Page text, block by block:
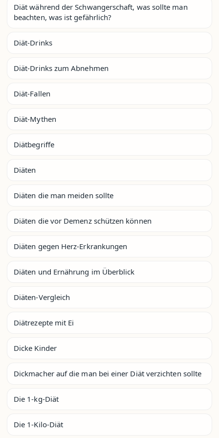
Diät während der Schwangerschaft, was sollte man
beachten, was ist gefährlich?
Diät-Drinks
Diät-Drinks zum Abnehmen
Diät-Fallen
Diät-Mythen
Diätbegriffe
Diäten
Diäten die man meiden sollte
Diäten die vor Demenz schützen können
Diäten gegen Herz-Erkrankungen
Diäten und Ernährung im Überblick
Diäten-Vergleich
Diätrezepte mit Ei
Dicke Kinder
Dickmacher auf die man bei einer Diät verzichten sollte
Die 1-kg-Diät
Die 1-Kilo-Diät